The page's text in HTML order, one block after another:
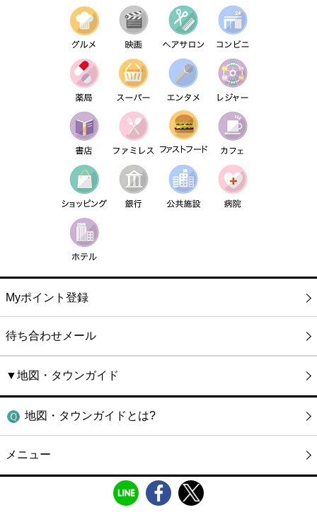
Myポイント登録
待ち合わせメール
▼地図・タウンガイド
地図・タウンガイドとは?
メニュー